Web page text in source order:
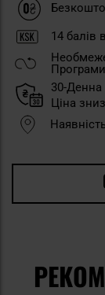
14 балів
30-Денна
Ціна